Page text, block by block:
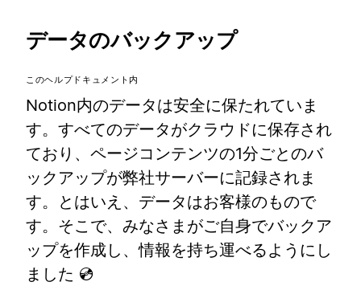
データのバックアップ
このヘルプドキュメント内
Notion内のデータは安全に保たれていま
す。すべてのデータがクラウドに保存され
ており、ページコンテンツの1分ごとのバ
ックアップが弊社サーバーに記録されま
す。とはいえ、データはお客様のもので
す。そこで、みなさまがご自身でバックア
ップを作成し、情報を持ち運べるようにし
ました 💿